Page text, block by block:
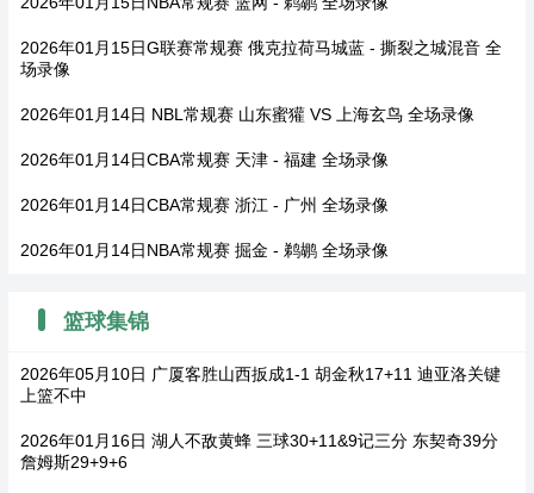
2026年01月15日G联赛常规赛 俄克拉荷马城蓝 - 撕裂之城混音 全
场录像
2026年01月14日 NBL常规赛 山东蜜獾 VS 上海玄鸟 全场录像
2026年01月14日CBA常规赛 天津 - 福建 全场录像
2026年01月14日CBA常规赛 浙江 - 广州 全场录像
2026年01月14日NBA常规赛 掘金 - 鹈鹕 全场录像
篮球集锦
2026年05月10日 广厦客胜山西扳成1-1 胡金秋17+11 迪亚洛关键
上篮不中
2026年01月16日 湖人不敌黄蜂 三球30+11&9记三分 东契奇39分
詹姆斯29+9+6